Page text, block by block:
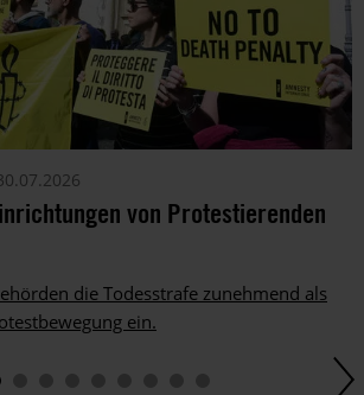
von Protestierenden
die Todesstrafe zunehmend als
ein.